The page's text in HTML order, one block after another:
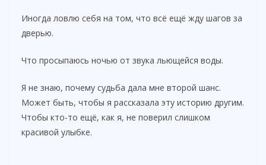
Иногда ловлю себя на том, что всё ещё жду шагов за
дверью.
Что просыпаюсь ночью от звука льющейся воды.
Я не знаю, почему судьба дала мне второй шанс.
Может быть, чтобы я рассказала эту историю другим.
Чтобы кто-то ещё, как я, не поверил слишком
красивой улыбке.